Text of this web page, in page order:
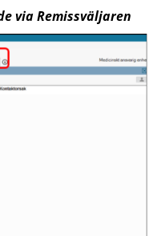
via Remissväljaren